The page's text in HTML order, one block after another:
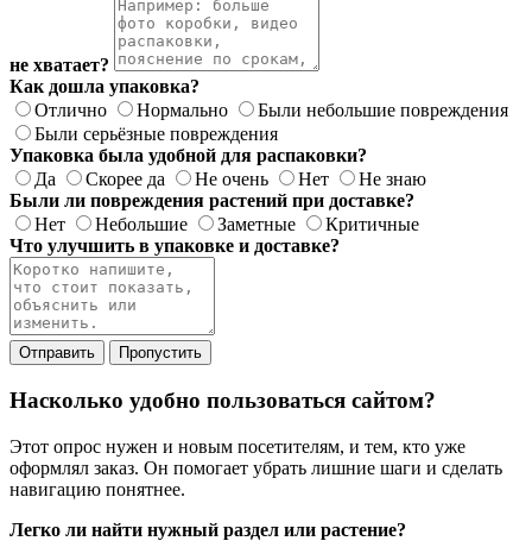
не хватает?
Как дошла упаковка?
Отлично
Нормально
Были небольшие повреждения
Были серьёзные повреждения
Упаковка была удобной для распаковки?
Да
Скорее да Не очень Нет
Не знаю
Были ли повреждения растений при доставке?
Нет
Небольшие Заметные
Критичные
Что улучшить в упаковке и доставке?
Отправить Пропустить
Насколько удобно пользоваться сайтом?
Этот опрос нужен и новым посетителям, и тем, кто уже
оформлял заказ. Он помогает убрать лишние шаги и сделать
навигацию понятнее.
Легко ли найти нужный раздел или растение?